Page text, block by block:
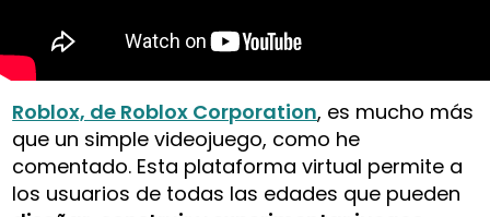
Roblox, de Roblox Corporation, es mucho más
que un simple videojuego, como he
comentado. Esta plataforma virtual permite a
los usuarios de todas las edades que pueden